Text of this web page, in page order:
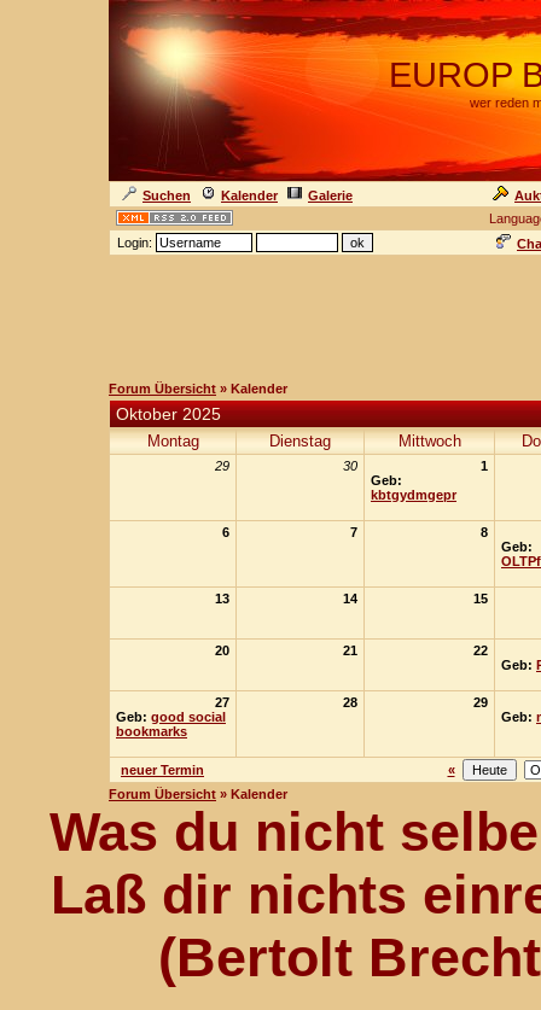
EUROP
wer reden
Suchen Kalender Galerie
Login:
Forum Übersicht » Kalender
Oktober 2025
Montag Dienstag Mittwoch
29 30
1
Geb:
kbtgydmgepr
6 7
8
Geb:
13 14 15
20 21
22
Geb:
27
Geb: good social
bookmarks
28
29
Geb:
neuer Termin
«
Forum Übersicht » Kalender
Was du nicht
Laß dir nichts
(Bertolt